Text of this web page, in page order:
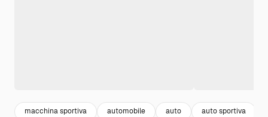
macchina sportiva automobile auto auto sportiva